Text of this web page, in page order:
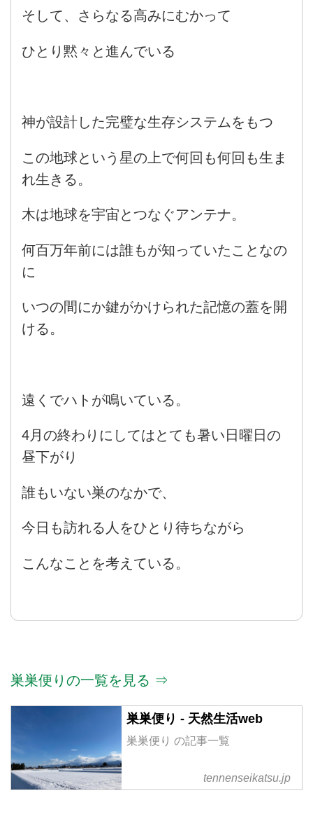
そして、さらなる高みにむかって
ひとり黙々と進んでいる
神が設計した完璧な生存システムをもつ
この地球という星の上で何回も何回も生ま
れ生きる。
木は地球を宇宙とつなぐアンテナ。
何百万年前には誰もが知っていたことなの
に
いつの間にか鍵がかけられた記憶の蓋を開
ける。
遠くでハトが鳴いている。
4月の終わりにしてはとても暑い日曜日の
昼下がり
誰もいない巣のなかで、
今日も訪れる人をひとり待ちながら
こんなことを考えている。
巣巣便りの一覧を見る ⇒
巣巣便り - 天然生活web
巣巣便り の記事一覧
tennenseikatsu.jp